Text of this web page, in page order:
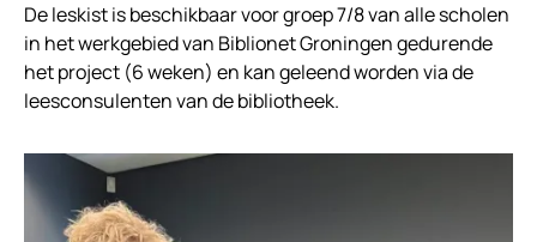
De leskist is beschikbaar voor groep 7/8 van alle scholen
in het werkgebied van Biblionet Groningen gedurende
het project (6 weken) en kan geleend worden via de
leesconsulenten van de bibliotheek.